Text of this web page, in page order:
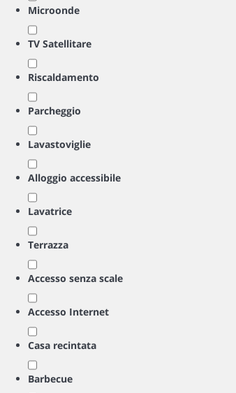
Microonde
TV Satellitare
Riscaldamento
Parcheggio
Lavastoviglie
Alloggio accessibile
Lavatrice
Terrazza
Accesso senza scale
Accesso Internet
Casa recintata
Barbecue